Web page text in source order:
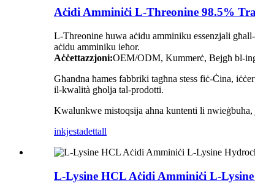
Aċidi Amminiċi L-Threonine 98.5%
L-Threonine huwa aċidu amminiku essenzjali
aċidu amminiku ieħor.
Aċċettazzjoni:OEM/ODM, Kummerċ, Bejgħ bl-
Għandna ħames fabbriki tagħna stess fiċ-Ċina,
il-kwalità għolja tal-prodotti.
Kwalunkwe mistoqsija aħna kuntenti li
inkjestadettall
L-Lysine HCL Aċidi Amminiċi L-